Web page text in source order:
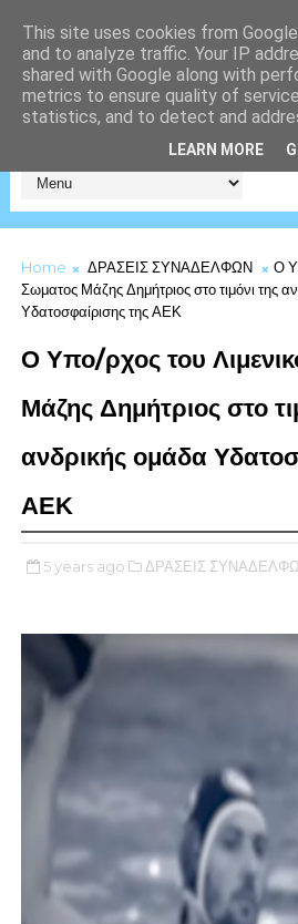
Home ΔΡΑΣΕΙΣ ΣΥΝΑΔΕΛΦΩΝ
Ο
Σωματος Μάζης Δημήτριος στο τιμόνι της
Υδατοσφαίρισης της ΑΕΚ
Ο Υπο/ρχος του
Μάζης Δημήτριος στο
ανδρικής ομάδα
ΑΕΚ
5 years ago ΔΡΑΣΕΙΣ
This site uses cookies from
and to analyze traffic. Your IP
shared with Google along with
metrics to ensure quality of
statistics, and to detect and
LEARN MORE